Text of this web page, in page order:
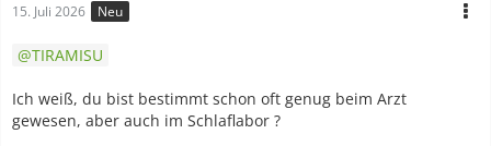
15. Juli 2026 Neu
TIRAMISU
Ich weiß, du bist bestimmt schon oft genug beim Arzt
gewesen, aber auch im Schlaflabor ?